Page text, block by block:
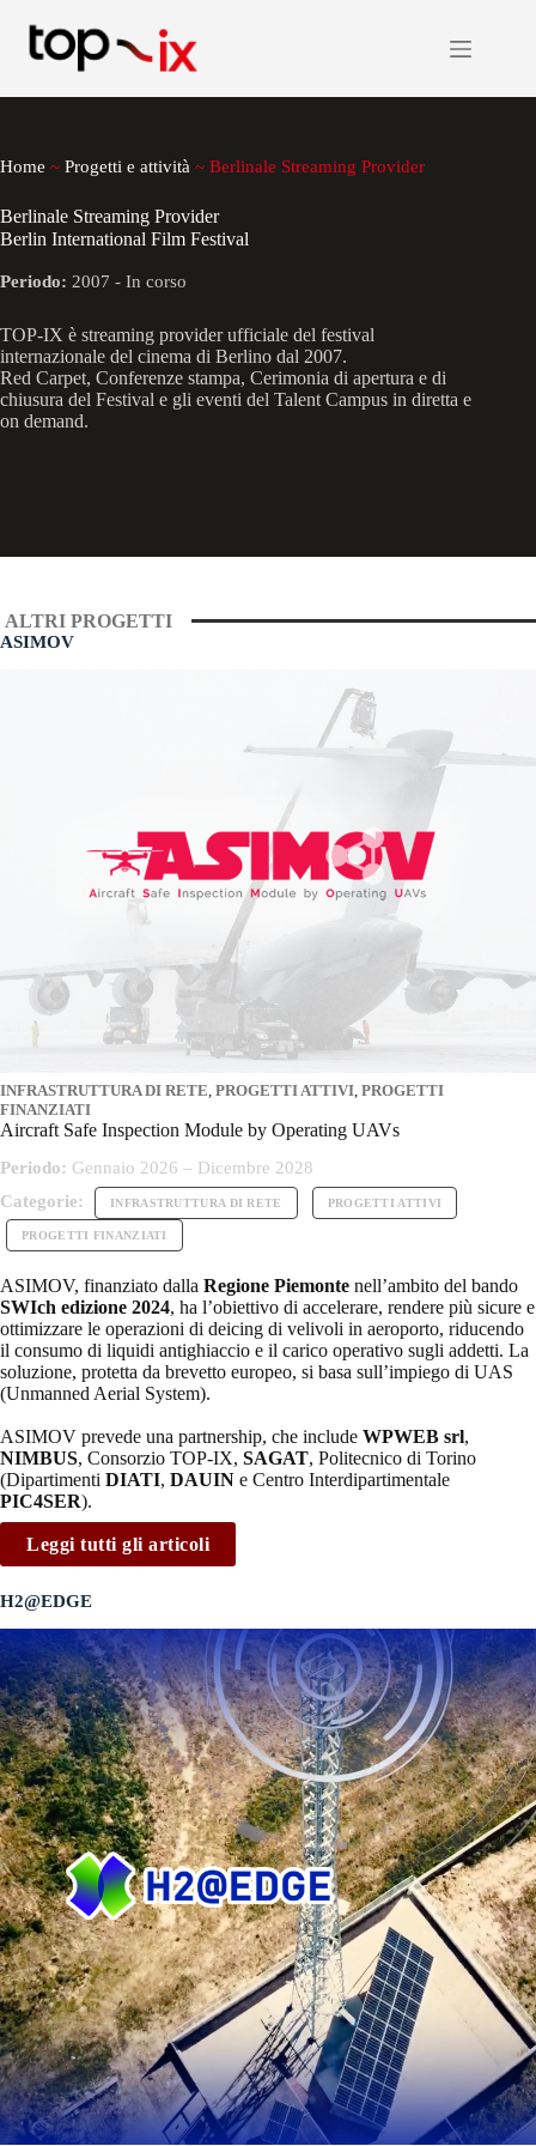
contenuto
Home ~ Progetti e attività ~ Berlinale Streaming Provider
Berlinale Streaming Provider
Berlin International Film Festival
Periodo: 2007 - In corso
TOP-IX è streaming provider ufficiale del festival
internazionale del cinema di Berlino dal 2007.
Red Carpet, Conferenze stampa, Cerimonia di apertura e di
chiusura del Festival e gli eventi del Talent Campus in diretta e
on demand.
ALTRI PROGETTI
ASIMOV
INFRASTRUTTURA DI RETE PROGETTI ATTIVI PROGETTI
FINANZIATI
Aircraft Safe Inspection Module by Operating UAVs
Periodo: Gennaio 2026 – Dicembre 2028
Categorie:
INFRASTRUTTURA DI RETE PROGETTI ATTIVI
PROGETTI FINANZIATI
ASIMOV, finanziato dalla Regione Piemonte nell’ambito del bando
SWIch edizione 2024, ha l’obiettivo di accelerare, rendere più sicure e
ottimizzare le operazioni di deicing di velivoli in aeroporto, riducendo
il consumo di liquidi antighiaccio e il carico operativo sugli addetti. La
soluzione, protetta da brevetto europeo, si basa sull’impiego di UAS
(Unmanned Aerial System).
ASIMOV prevede una partnership, che include WPWEB srl,
NIMBUS, Consorzio TOP-IX, SAGAT, Politecnico di Torino
(Dipartimenti DIATI, DAUIN e Centro Interdipartimentale
PIC4SER).
Leggi tutti gli articoli
H2@EDGE